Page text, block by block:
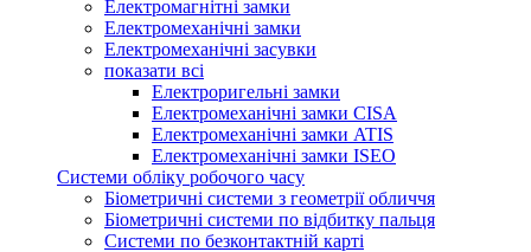
Електромагнітні замки
Електромеханічні замки
Електромеханічні засувки
показати всі
Електроригельні замки
Електромеханічні замки CISA
Електромеханічні замки ATIS
Електромеханічні замки ISEO
Системи обліку робочого часу
Біометричні системи з геометрії обличчя
Біометричні системи по відбитку пальця
Системи по безконтактній карті